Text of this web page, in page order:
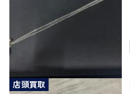
店頭買取